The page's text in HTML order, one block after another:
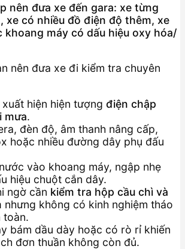
nên đưa xe đến gara: xe từng
xe có nhiều đồ điện độ thêm, xe
khoang máy có dấu hiệu oxy hóa/
nên đưa xe đi kiểm tra chuyên
hiện hiện tượng điện chập
mưa.
đèn độ, âm thanh nâng cấp,
hoặc nhiều đường dây phụ đấu
vào khoang máy, ngập nhẹ
hiệu chuột cắn dây.
ngờ cần kiểm tra hộp cầu chì và
nhưng không có kinh nghiệm tháo
toàn.
bám dầu dày hoặc có rò rỉ khiến
đơn thuần không còn đủ.